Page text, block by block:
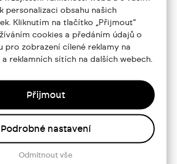
personalizaci obsahu našich
Kliknutím na tlačítko „Přijmout“
cookies a předáním údajů o
pro zobrazení cílené reklamy na
reklamních sítích na dalších webech.
Přijmout
Odmítnout vše
Podrobné nastavení
Portfolio
O mně
Služby
Blog
Kontakt